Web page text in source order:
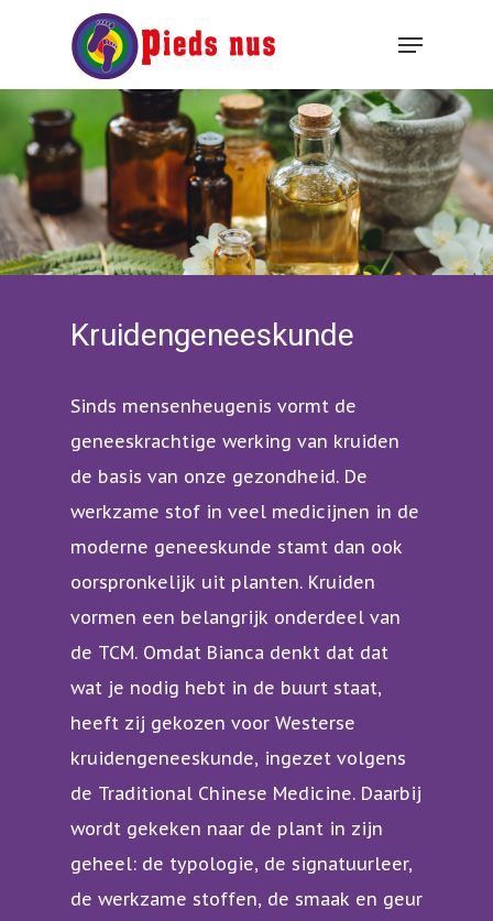
Hit enter to search or ESC to close
Kruidengeneeskunde
Sinds mensenheugenis vormt de
geneeskrachtige werking van kruiden
de basis van onze gezondheid. De
werkzame stof in veel medicijnen in de
moderne geneeskunde stamt dan ook
oorspronkelijk uit planten. Kruiden
vormen een belangrijk onderdeel van
de TCM. Omdat Bianca denkt dat dat
wat je nodig hebt in de buurt staat,
heeft zij gekozen voor Westerse
kruidengeneeskunde, ingezet volgens
de Traditional Chinese Medicine. Daarbij
wordt gekeken naar de plant in zijn
geheel: de typologie, de signatuurleer,
de werkzame stoffen, de smaak en geur